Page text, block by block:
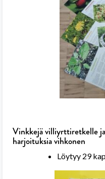
Vinkkejä villiyrttiretkelle
harjoituksia vihkonen
Löytyy 29